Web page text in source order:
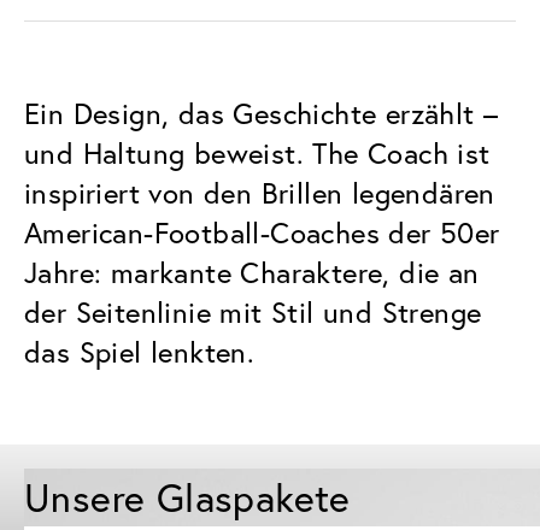
Ein Design, das Geschichte erzählt –
und Haltung beweist. The Coach ist
inspiriert von den Brillen legendären
American-Football-Coaches der 50er
Jahre: markante Charaktere, die an
der Seitenlinie mit Stil und Strenge
das Spiel lenkten.
Unsere Glaspakete